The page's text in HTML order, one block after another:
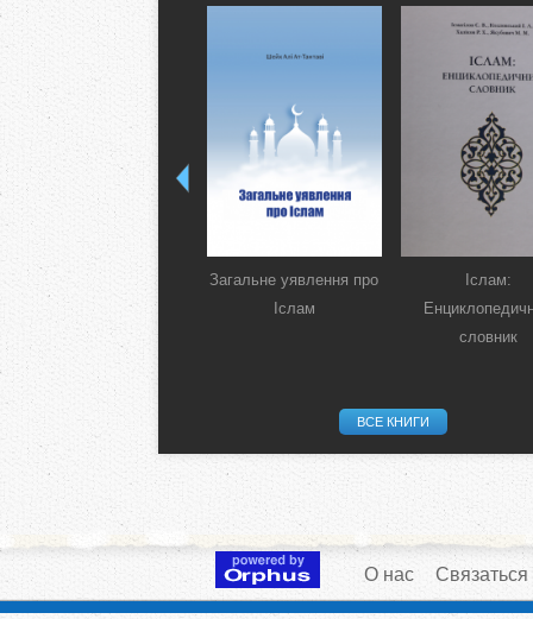
Загальне уявлення про
Іслам
Іслам:
словник
ВСЕ КНИГИ
О нас